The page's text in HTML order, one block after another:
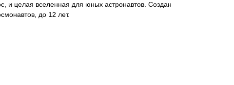
и целая вселенная для юных астронавтов. Создан
до 12 лет.